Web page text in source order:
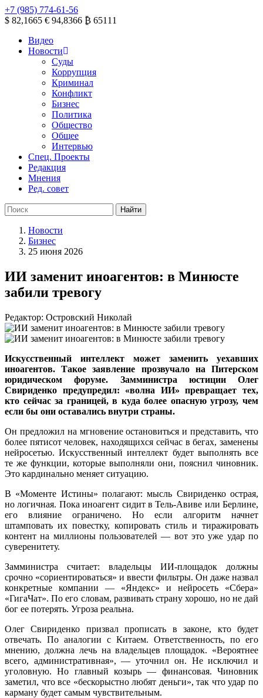
+7 (985) 774-61-56
$ 82,1665 € 94,8366 ₿ 65111
Видео
Новости
Суды
Коррупция
Криминал
Конфликт
Бизнес
Политика
Общество
Общее
Интервью
Спец. Проекты
Редакция
Мнения
Ред. совет
Новости
Бизнес
25 июня 2026
ИИ заменит иноагентов: в Минюсте
забили тревогу
Редактор: Островский Николай
Искусственный интеллект может заменить уехавших
иноагентов. Такое заявление прозвучало на Питерском
юридическом форуме. Замминистра юстиции Олег
Свириденко предупредил: «волна ИИ» превращает тех,
кто сейчас за границей, в куда более опасную угрозу, чем
если бы они оставались внутри страны.
Он предложил на мгновение остановиться и представить, что
более пятисот человек, находящихся сейчас в бегах, заменены
нейросетью. Искусственный интеллект будет выполнять все
те же функции, которые выполняли они, пояснил чиновник.
Это кардинально меняет ситуацию.
В «Моменте Истины» полагают: мысль Свириденко острая,
но логичная. Пока иноагент сидит в Тель-Авиве или Берлине,
его влияние ограничено. Но если алгоритм начнет
штамповать их повестку, копировать стиль и тиражировать
контент на миллионы пользователей — вот это уже удар по
суверенитету.
Замминистра считает: владельцы ИИ-площадок должны
срочно «сориентироваться» и ввести фильтры. Он даже назвал
конкретные компании — «Яндекс» и нейросеть «Сбера»
«ГигаЧат». По его словам, развивать страну хорошо, но не дай
бог ее потерять. Угроза реальна.
Олег Свириденко призвал прописать в законе, кто будет
отвечать. По аналогии с Китаем. Ответственность, по его
мнению, должна лечь на владельцев площадок. «Вероятнее
всего, административная», — уточнил он. Не исключил и
уголовную. Но главный козырь — финансовая. Чиновник
заметил, что все «бескорыстно любят деньги», так что удар по
карману будет самым чувствительным.